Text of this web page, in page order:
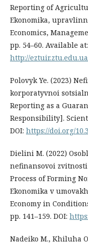
Reporting of
Ekonomika,
Economics,
pp. 54–60. Available at:
http://
Polovyk Ye. (2023)
korporatyvnoi
Reporting as a
Responsibility].
DOI: https://doi.org/
Dielini M. (2022)
nefinansovoi
Process of Forming
Ekonomika v
Economy in
pp. 141–159. DOI:
Nadeiko M., Khiluha